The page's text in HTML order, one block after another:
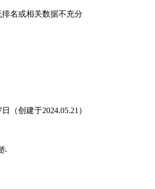
排名或相关数据不充分
（创建于2024.05.21）
-